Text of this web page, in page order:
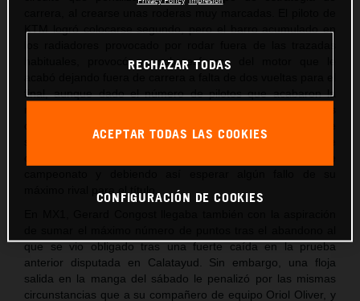
KTM logró colocarse segundo, pero el barro acumulado en
habituales, provocó un sobreesfuerzo del motor que le
final, aunque dado el número de pilotos que acabaron la
son insuficientes para no depender de él mismo para alzarse
que se vio obligado tras una fuerte caída en la prueba
anterior disputada en Calatayud. Sin embargo, una floja
salida en la manga del sábado le penalizó por las mismas
circunstancias que a su compañero de equipo Oriol Oliver, y
RECHAZAR TODAS
ACEPTAR TODAS LAS COOKIES
CONFIGURACIÓN DE COOKIES